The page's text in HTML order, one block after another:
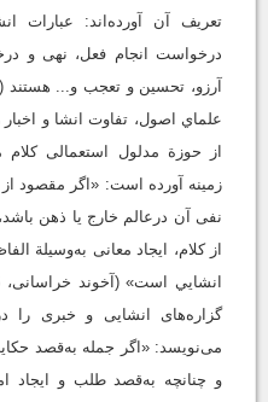
تعريف آن آورده‌اند: عبارات
درخواست انجام فعل، نهی و
علماي اصول، تفاوت انشا و
از حوزة مدلول استعمالی کلام
زمینه آورده است: «اگر مقصود از
نفی آن درعالم خارج یا ذهن
از کلام، ایجاد معانی به‌وسیلة
انشايي است» (آخوند خراسانی، 1406 ق، ص12).
گزاره‌های انشايی و خبری را
می‌نویسد: «اگر جمله به‌قصد
و چنانچه به‌قصد طلب و ایجاد